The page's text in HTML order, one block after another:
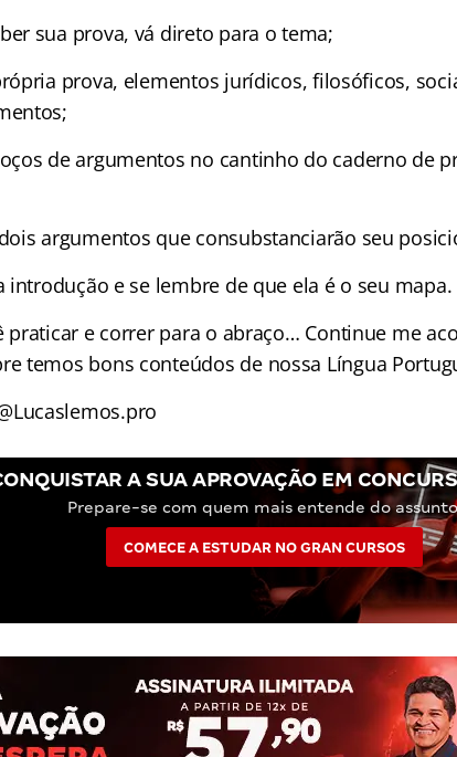
sua prova, vá direto para o tema;
prova, elementos jurídicos, filosóficos,
de argumentos no cantinho do caderno de
argumentos que consubstanciarão seu
introdução e se lembre de que ela é o seu mapa.
praticar e correr para o abraço… Continue me
temos bons conteúdos de nossa Língua
A SUA APROVAÇÃO EM
Prepare-se com quem mais entende do
COMECE A ESTUDAR NO GRAN CURSOS